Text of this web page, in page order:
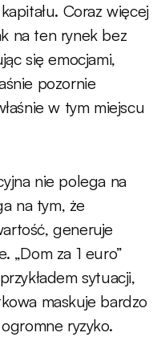
Coraz więcej
na ten rynek bez
się emocjami,
pozornie
w tym miejscu
nie polega na
na tym, że
generuje
„Dom za 1 euro”
sytuacji,
maskuje bardzo
ryzyko.